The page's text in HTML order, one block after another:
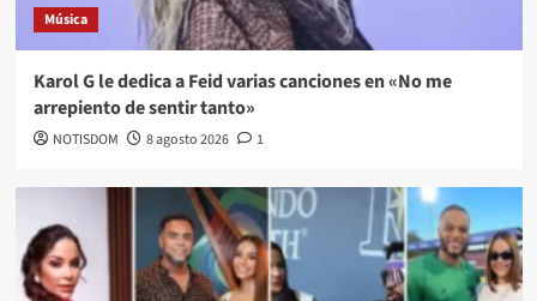
Música
Karol G le dedica a Feid varias canciones en «No me
arrepiento de sentir tanto»
NOTISDOM 8 agosto 2026 1